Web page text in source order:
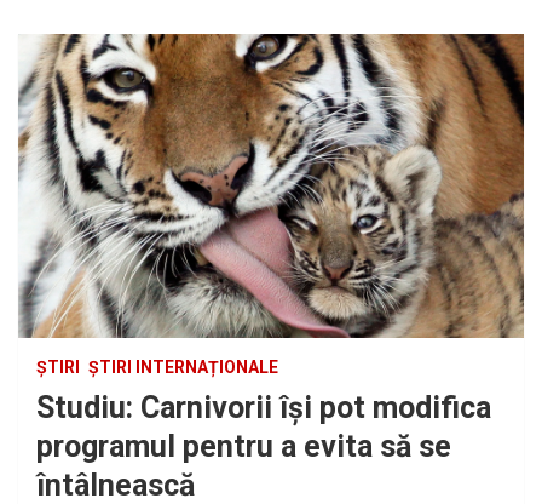
ȘTIRI ȘTIRI INTERNAȚIONALE
Studiu: Carnivorii își pot modifica
programul pentru a evita să se
întâlnească